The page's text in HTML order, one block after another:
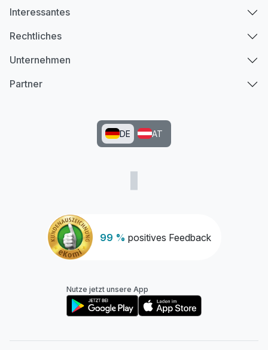
99 % positives Feedback
Interessantes
Rechtliches
Unternehmen
Partner
DE AT
Nutze jetzt unsere App